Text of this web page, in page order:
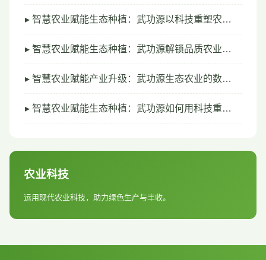
▸ 智慧农业赋能生态种植：武功源以科技重塑农…
▸ 智慧农业赋能生态种植：武功源解锁品质农业…
▸ 智慧农业赋能产业升级：武功源生态农业的数…
▸ 智慧农业赋能生态种植：武功源如何用科技重…
农业科技
运用现代农业科技，助力绿色生产与丰收。